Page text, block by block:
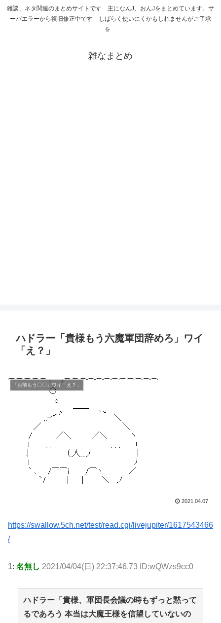
雑談、ネタ関連のまとめサイトです 主になんJ、おんJをまとめています。サ
ーバエラーから復旧修正中です しばらく使いにくかもしれませんがご了承
を
雑なまとめ
ハドラー「貴様もう六魔軍団辞めろ」ワイ
「え？」
「お前もう〇〇」ワイ「え？」
2021.04.07
https://swallow.5ch.net/test/read.cgi/livejupiter/1617543466
/
1: 名無し 2021/04/04(日) 22:37:46.73 ID:wQWzs9cc0
ハドラー「貴様、軍団長会議の時もずっと黙って
るであろう 本当は大魔王様を信望していないの